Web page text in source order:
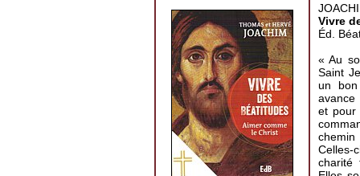
Vivre
Éd.
« Au
Saint
un
avance
et pour
charité